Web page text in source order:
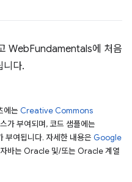
WebFundamentals에 처음
니다.
에는 Creative Commons
가 부여되며, 코드 샘플에는
부여됩니다. 자세한 내용은 Google
바는 Oracle 및/또는 Oracle 계열